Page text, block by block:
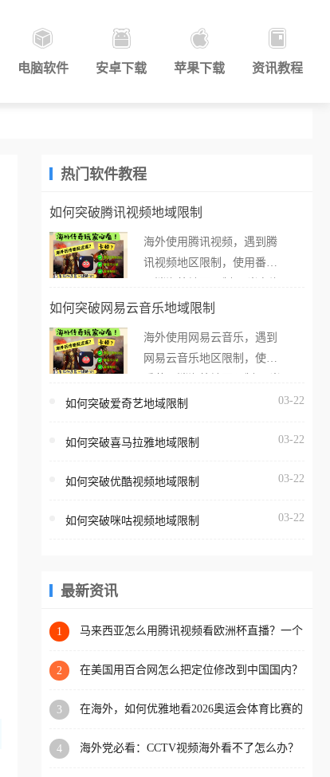
电脑软件 安卓下载 苹果下载 资讯教程
热门软件教程
如何突破腾讯视频地域限制
海外使用腾讯视频，遇到腾
讯视频地区限制，使用番茄
外打开腾讯视频，却突然弹
地区无法播放”的提示语。
海外用户如香港、澳门、台
亚、欧洲等国家和地区时，
台一样，出现地区及版权限
地区播放。 遇到这个问题的
区工作、留学、定居等，都
权限制所困扰。
如何突破网易云音乐地域限制
海外使用网易云音乐，遇到
网易云音乐地区限制，使用
在海外打开网易云音乐，却
所在的地区无法播放”的提示
门、台湾、美国、加拿大、
区时，网易云音乐也会像其
回国加速器，即可解决「海
版权限制」的问题，无论人
国、加拿大、澳大利亚、欧
学、定居等，都可以使用，
如何突破爱奇艺地域限制 03-22
如何突破喜马拉雅地域限制 03-22
如何突破优酷视频地域限制 03-22
如何突破咪咕视频地域限制 03-22
最新资讯
1
马来西亚怎么用腾讯视频看欧洲杯直播？一个
2
在美国用百合网怎么把定位修改到中国国内？
3
在海外，如何优雅地看2026奥运会体育比赛的
4
海外党必看：CCTV视频海外看不了怎么办？